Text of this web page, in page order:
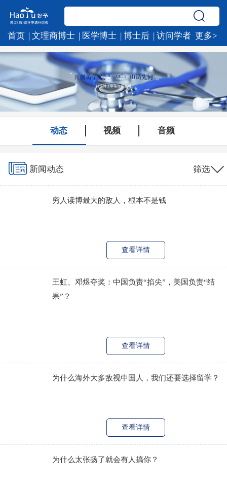
首页 文理商博士 医学博士 博士后 访问学者
公派及直通车项目 新闻动态
关于我们
更多>
动态 视频 音频
新闻动态 筛选
穷人读博最大的敌人，根本不是钱
查看详情
王虹、邓煜夺奖：中国负责“掐尖”，美国负责“结
果”？
查看详情
为什么海外大多敌视中国人，我们还要选择留学？
查看详情
为什么太张扬了就会有人搞你？